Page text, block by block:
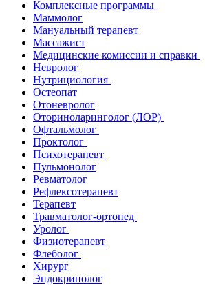
Комплексные программы
Маммолог
Мануальный терапевт
Массажист
Медицинские комиссии и справки
Невролог
Нутрициология
Остеопат
Отоневролог
Оториноларинголог (ЛОР)
Офтальмолог
Проктолог
Психотерапевт
Пульмонолог
Ревматолог
Рефлексотерапевт
Терапевт
Травматолог-ортопед
Уролог
Физиотерапевт
Флеболог
Хирург
Эндокринолог